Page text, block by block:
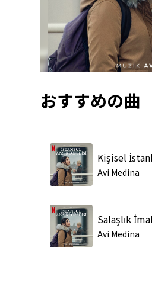
おすすめの曲
Avi Medina
Avi Medina